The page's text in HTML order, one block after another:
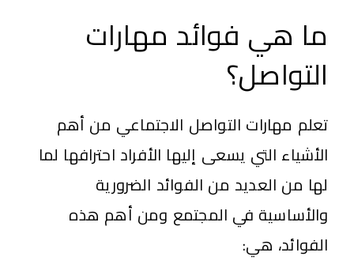
ما هي فوائد مهارات
التواصل؟
تعلم مهارات التواصل الاجتماعي من أهم
الأشياء التي يسعى إليها الأفراد احترافها لما
لها من العديد من الفوائد الضرورية
والأساسية في المجتمع ومن أهم هذه
الفوائد، هي: